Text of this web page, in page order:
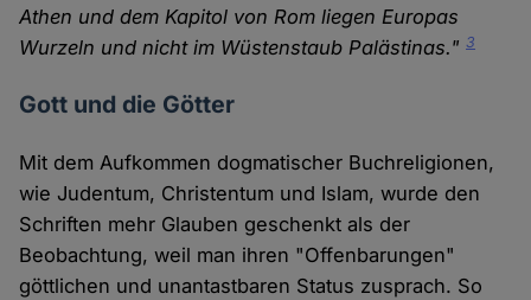
Athen und dem Kapitol von Rom liegen Europas
Wurzeln und nicht im Wüstenstaub Palästinas."3
Gott und die Götter
Mit dem Aufkommen dogmatischer Buchreligionen,
wie Judentum, Christentum und Islam, wurde den
Schriften mehr Glauben geschenkt als der
Beobachtung, weil man ihren "Offenbarungen"
göttlichen und unantastbaren Status zusprach. So